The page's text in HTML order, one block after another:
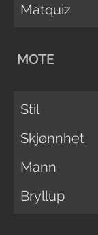
Matquiz
MOTE
Stil
Skjønnhet
Mann
Bryllup